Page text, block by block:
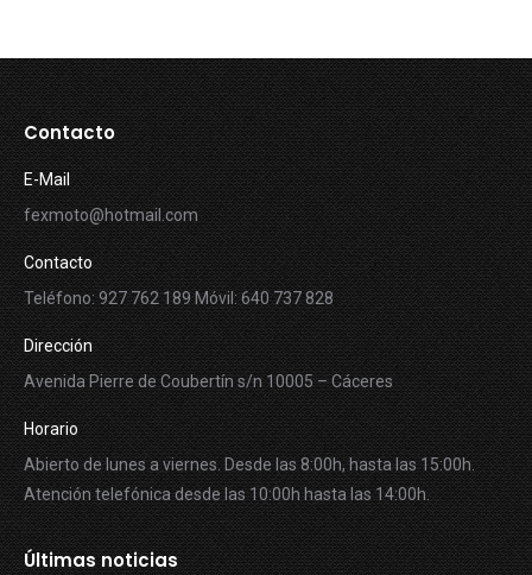
Contacto
E-Mail
fexmoto@hotmail.com
Contacto
Teléfono: 927 762 189 Móvil: 640 737 828
Dirección
Avenida Pierre de Coubertín s/n 10005 – Cáceres
Horario
Abierto de lunes a viernes. Desde las 8:00h, hasta las 15:00h.
Atención telefónica desde las 10:00h hasta las 14:00h.
Últimas noticias